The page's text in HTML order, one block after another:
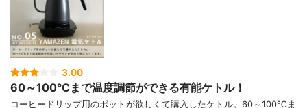
3.00
60～100℃まで温度調節ができる有能ケトル！
コーヒードリップ用のポットが欲しくて購入したケトル。60～100℃ま